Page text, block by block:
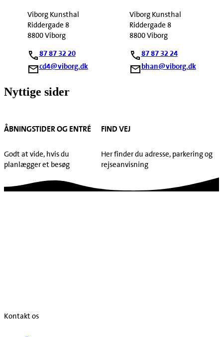
Viborg Kunsthal
Riddergade 8
8800 Viborg
87 87 32 20
cd4@viborg.dk
Viborg Kunsthal
Riddergade 8
8800 Viborg
87 87 32 24
bhan@viborg.dk
Nyttige sider
ÅBNINGSTIDER OG ENTRÉ
Godt at vide, hvis du
planlægger et besøg
FIND VEJ
Her finder du adresse, parkering og
rejseanvisning
Kontakt os